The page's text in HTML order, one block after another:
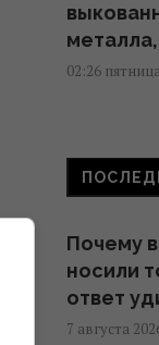
02:26
против
02:05
Как
Почему
носили
ответ
7 августа